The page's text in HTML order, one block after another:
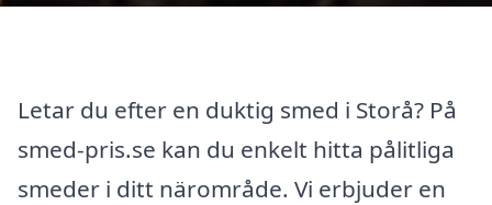
Letar du efter en duktig smed i Storå? På
smed-pris.se kan du enkelt hitta pålitliga
smeder i ditt närområde. Vi erbjuder en